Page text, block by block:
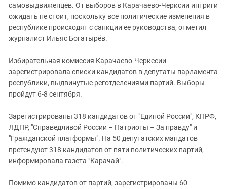
Ставропольский край
Чечня
Южная Осетия
Южный Кавказ
ЮФО
самовыдвиженцев. От выборов в Карачаево-Черксии интриги
ожидать не стоит, поскольку все политические изменения в
республике происходят с санкции ее руководства, отметил
журналист Ильяс Богатырёв.
Избирательная комиссия Карачаево-Черкесии
зарегистрировала списки кандидатов в депутаты парламента
республики, выдвинутые реготделениями партий. Выборы
пройдут 6-8 сентября.
Зарегистрированы 318 кандидатов от "Единой России", КПРФ,
ЛДПР, "Справедливой России – Патриоты – За правду" и
"Гражданской платформы". На 50 депутатских мандатов
претендуют 318 кандидатов от пяти политических партий,
информировала газета "Карачай".
Помимо кандидатов от партий, зарегистрированы 60